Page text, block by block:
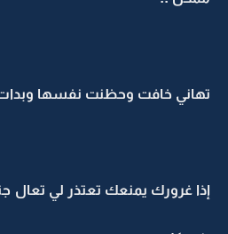
تهاني خافت وحظنت نفسها
إذا غرورك يمنعك تعتذر لي تعال